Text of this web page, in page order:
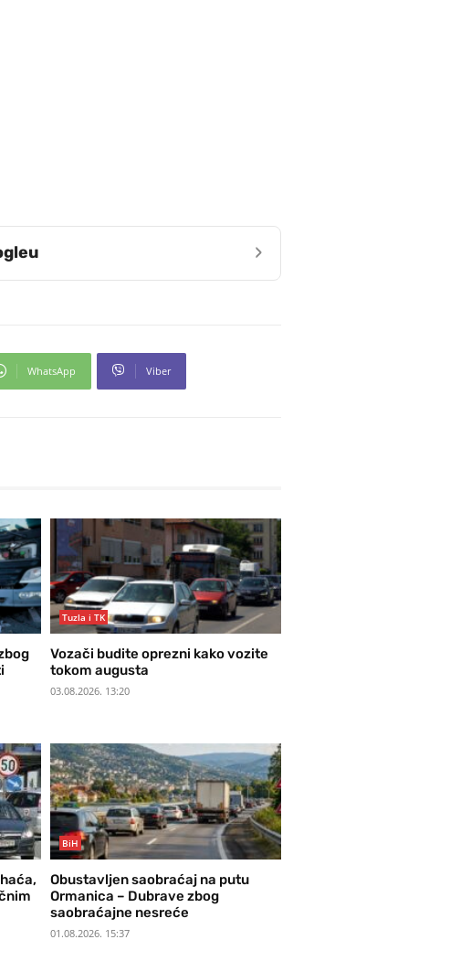
›
WhatsApp Viber
Tuzla i TK
Vozači budite oprezni kako vozite
tokom augusta
03.08.2026. 13:20
BiH
Obustavljen saobraćaj na putu
Ormanica – Dubrave zbog
saobraćajne nesreće
01.08.2026. 15:37